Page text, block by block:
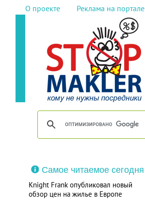
О проекте Реклама на портале
Самое читаемое сегодня
Knight Frank опубликовал новый
обзор цен на жилье в Европе